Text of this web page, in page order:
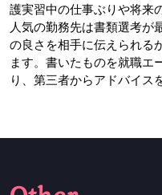
護実習中の仕事ぶりや将来
人気の勤務先は書類選考が
の良さを相手に伝えられる
ます。書いたものを就職エ
り、第三者からアドバイス